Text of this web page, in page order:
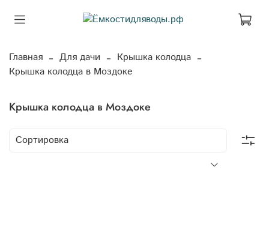
Главная Для дачи
Крышка колодца
Крышка колодца в Моздоке
Крышка колодца в Моздоке